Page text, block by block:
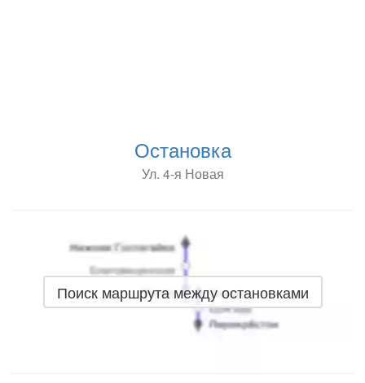
Остановка
Ул. 4-я Новая
Поиск маршрута между остановками